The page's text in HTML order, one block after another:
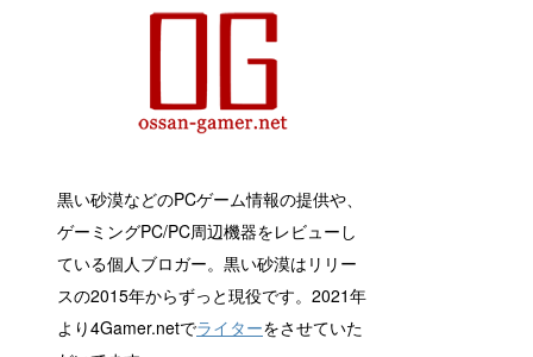
黒い砂漠などのPCゲーム情報の提供や、
ゲーミングPC/PC周辺機器をレビューし
ている個人ブロガー。黒い砂漠はリリー
スの2015年からずっと現役です。2021年
より4Gamer.netでライターをさせていた